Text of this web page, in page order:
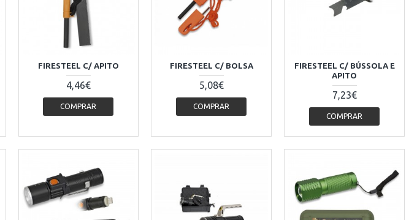
FIRESTEEL C/ APITO
4,46€
COMPRAR
FIRESTEEL C/ BOLSA
5,08€
COMPRAR
FIRESTEEL C/ BÚSSOLA E
APITO
7,23€
COMPRAR